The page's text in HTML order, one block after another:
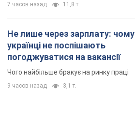
7 часов назад 11,8 т.
Не лише через зарплату: чому
українці не поспішають
погоджуватися на вакансії
Чого найбільше бракує на ринку праці
9 часов назад 3,1 т.